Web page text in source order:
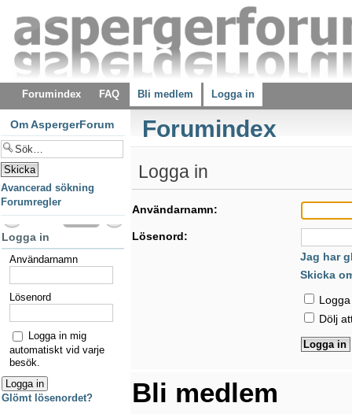
Forumindex FAQ Bli medlem Logga in
Forumindex
Logga in
Användarnamn:
Lösenord:
Jag har
Skicka
Dölj
Bli medlem
Om AspergerForum
Avancerad sökning
Forumregler
Logga in
Användarnamn
Lösenord
Logga in mig
automatiskt vid varje
besök.
Glömt lösenordet?